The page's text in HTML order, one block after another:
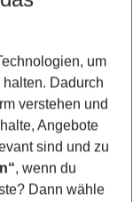
um
Dadurch
verstehen und
Angebote
sind und zu
, wenn du
Dann wähle